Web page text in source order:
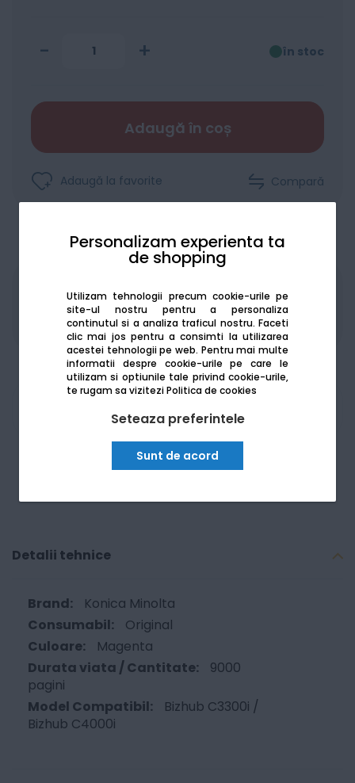
Personalizam experienta ta
de shopping
Utilizam tehnologii precum cookie-urile pe
site-ul nostru pentru a personaliza
continutul si a analiza traficul nostru. Faceti
clic mai jos pentru a consimti la utilizarea
acestei tehnologii pe web. Pentru mai multe
informatii despre cookie-urile pe care le
utilizam si optiunile tale privind cookie-urile,
te rugam sa viziteziPolitica de cookies
Seteaza preferintele
Sunt de acord
- + în stoc
Adaugă în coș
Adaugă la favorite Compară
Produsele sunt disponibile pe platforma de
achizitii publiceSEAP/SICAP
Am nevoie de ajutor
Detalii tehnice
Konica Minolta
Original
Magenta
9000
pagini
Bizhub C3300i /
Bizhub C4000i